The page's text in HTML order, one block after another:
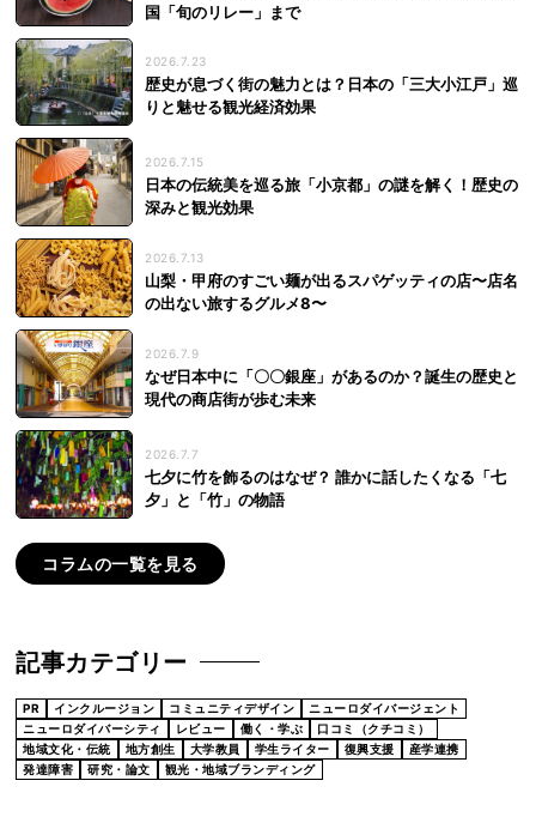
国「旬のリレー」まで
2026.7.23
歴史が息づく街の魅力とは？日本の「三大小江戸」巡
りと魅せる観光経済効果
2026.7.15
日本の伝統美を巡る旅「小京都」の謎を解く！歴史の
深みと観光効果
2026.7.13
山梨・甲府のすごい麺が出るスパゲッティの店〜店名
の出ない旅するグルメ8〜
2026.7.9
なぜ日本中に「〇〇銀座」があるのか？誕生の歴史と
現代の商店街が歩む未来
2026.7.7
七夕に竹を飾るのはなぜ？ 誰かに話したくなる「七
夕」と「竹」の物語
コラムの一覧を見る
記事カテゴリー
PR インクルージョン コミュニティデザイン
ニューロダイバージェント
ニューロダイバーシティ
レビュー 働く・学ぶ
口コミ（クチコミ）
地域文化・伝統
地方創生 大学教員 学生ライター 復興支援
産学連携
発達障害
研究・論文 観光・地域ブランディング